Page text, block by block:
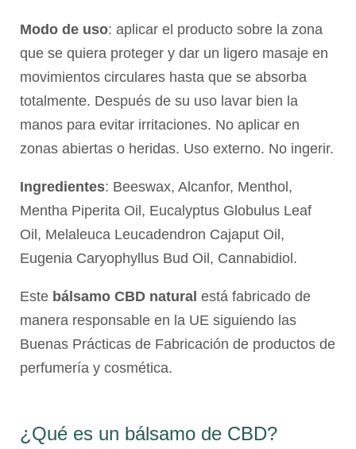
Modo de uso: aplicar el producto sobre la zona
que se quiera proteger y dar un ligero masaje en
movimientos circulares hasta que se absorba
totalmente. Después de su uso lavar bien la
manos para evitar irritaciones. No aplicar en
zonas abiertas o heridas. Uso externo. No ingerir.
Ingredientes: Beeswax, Alcanfor, Menthol,
Mentha Piperita Oil, Eucalyptus Globulus Leaf
Oil, Melaleuca Leucadendron Cajaput Oil,
Eugenia Caryophyllus Bud Oil, Cannabidiol.
Este bálsamo CBD natural está fabricado de
manera responsable en la UE siguiendo las
Buenas Prácticas de Fabricación de productos de
perfumería y cosmética.
¿Qué es un bálsamo de CBD?